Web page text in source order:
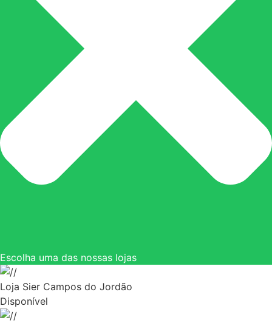
Escolha uma das nossas lojas
Loja Sier Campos do Jordão
Disponível